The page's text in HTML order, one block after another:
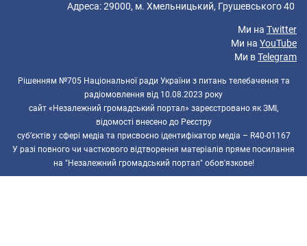
Адреса: 29000, м. Хмельницький, Грушевського 40
Ми на Twitter
Ми на YouTube
Ми вTelegram
Рішенням №705 Національної ради України з питань телебачення та
радіомовлення від 10.08.2023 року
сайт «Незалежний громадський портал» зареєстровано як ЗМІ,
відомості внесено до Реєстру
суб’єктів у сфері медіа та присвоєно ідентифікатор медіа – R40-01167
У разі повного чи часткового відтворення матеріалів пряме посилання
на "Незалежний громадський портал" обов'язкове!